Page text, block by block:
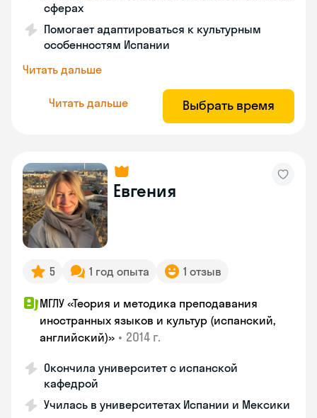
сферах
Помогает адаптироваться к культурным
особенностям Испании
Читать дальше
Читать дальше Выбрать время
Евгения
5 1 год опыта 1 отзыв
МГЛУ «Теория и методика преподавания
иностранных языков и культур (испанский,
английский)» • 2014 г.
Окончила университет с испанской
кафедрой
Училась в университетах Испании и Мексики